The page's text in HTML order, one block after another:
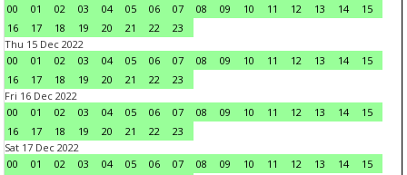
00
01 02 03 04 05 06 07 08 09 10 11 12 13 14
15
16
17 18 19 20 21 22
23
Thu 15 Dec 2022
00
01 02 03 04 05 06 07 08 09 10 11 12 13 14
15
16
17 18 19 20 21 22
23
Fri 16 Dec 2022
00
01 02 03 04 05 06 07 08 09 10 11 12 13 14
15
16
17 18 19 20 21 22
23
Sat 17 Dec 2022
00
01 02 03 04 05 06 07 08 09 10 11 12 13 14
15